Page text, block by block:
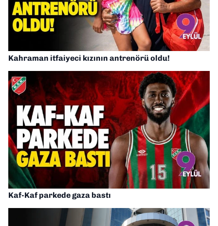
Kahraman itfaiyeci kızının antrenörü oldu!
Kaf-Kaf parkede gaza bastı